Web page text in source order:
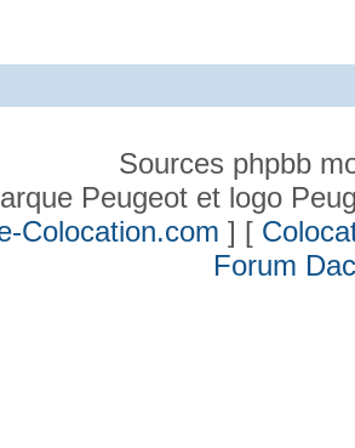
Sources phpbb
Peugeot et logo
Colocation.com ] [
Forum